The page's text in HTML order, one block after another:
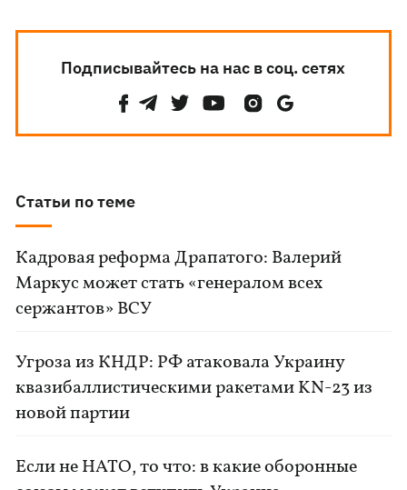
Подписывайтесь на нас в соц. сетях
Статьи по теме
Кадровая реформа Драпатого: Валерий
Маркус может стать «генералом всех
сержантов» ВСУ
Угроза из КНДР: РФ атаковала Украину
квазибаллистическими ракетами KN-23 из
новой партии
Если не НАТО, то что: в какие оборонные